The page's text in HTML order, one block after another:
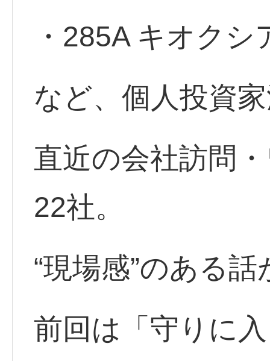
・285A キオクシ
など、個人投資
直近の会社訪問
22社。
“現場感”のある
前回は「守りに